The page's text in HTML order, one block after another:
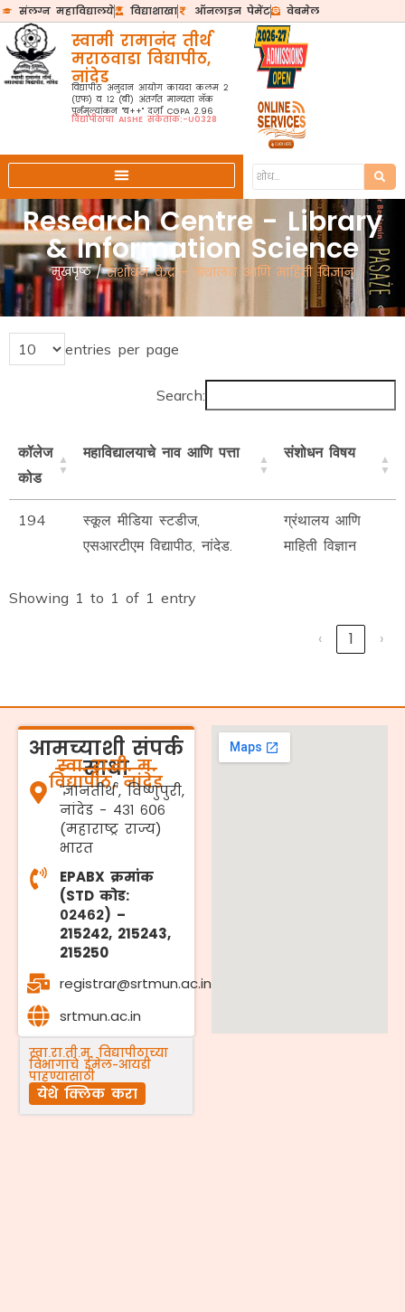
संलग्न महाविद्यालये विद्याशाखा ऑनलाइन पेमेंट वेबमेल
स्वामी रामानंद तीर्थ
मराठवाडा विद्यापीठ,
नांदेड
विद्यापीठ अनुदान आयोग कायदा कलम २
(एफ) व १२ (बी) अंतर्गत मान्यता नॅक
पुर्नमुल्यांकन "ब++" दर्जा CGPA 2.96
विद्यापीठाचा AISHE संकेतांक:-U0328
Research Centre - Library
& Information Science
मुखपृष्ठ / संशोधन केंद्र - ग्रंथालय आणि माहिती विज्ञान
entries per page
Search:
कॉलेज
कोड
महाविद्यालयाचे नाव आणि पत्ता संशोधन विषय
194
स्कूल मीडिया स्टडीज,
एसआरटीएम विद्यापीठ, नांदेड.
ग्रंथालय आणि
माहिती विज्ञान
Showing 1 to 1 of 1 entry
‹ 1 ›
आमच्याशी संपर्क
साधा
स्वा. रा.ती. म.
विद्यापीठ, नांदेड
'ज्ञानतीर्थ', विष्णुपुरी,
नांदेड - ४३१ ६०६
(महाराष्ट्र राज्य)
भारत
EPABX क्रमांक
(STD कोड:
०२४६२) –
215242, 215243,
215250
registrar@srtmun.ac.in
srtmun.ac.in
स्वा.रा.ती.म. विद्यापीठाच्या
विभागांचे ईमेल-आयडी
पाहण्यासाठी
येथे क्लिक करा